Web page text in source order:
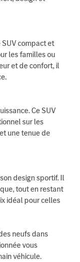
compact et
les familles ou
et de confort, il
Ce SUV
sur les
une tenue de
design sportif. Il
tout en restant
idéal pour celles
neufs dans
vous
véhicule.